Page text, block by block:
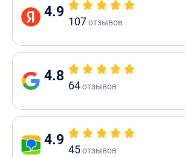
4.9
107отзывов
4.8
64отзывов
4.9
45отзывов